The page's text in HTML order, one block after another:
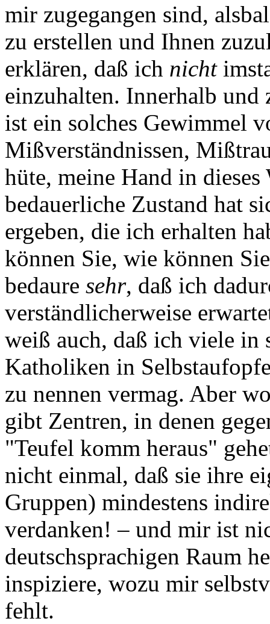
mir zugegangen sind,
zu erstellen und Ihnen
erklären, daß ich nicht
einzuhalten. Innerhalb und
ist ein solches Gewimmel
Mißverständnissen,
hüte, meine Hand in dieses
bedauerliche Zustand hat
ergeben, die ich erhalten
können Sie, wie können
bedaure sehr, daß ich
verständlicherweise
weiß auch, daß ich viele in
Katholiken in
zu nennen vermag. Aber
gibt Zentren, in denen
"Teufel komm heraus"
nicht einmal, daß sie ihre
Gruppen) mindestens
verdanken! – und mir ist
deutschsprachigen Raum
inspiziere, wozu mir
fehlt.